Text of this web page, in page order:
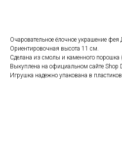
Очаровательное ёлочное украшение фея
Ориентировочная высота 11 см.
Сделана из смолы и каменного порошка
Выкуплена на официальном сайте Shop
Игрушка надежно упакована в